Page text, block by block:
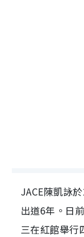
JACE陳凱詠
出道6年。日
三在紅館舉行